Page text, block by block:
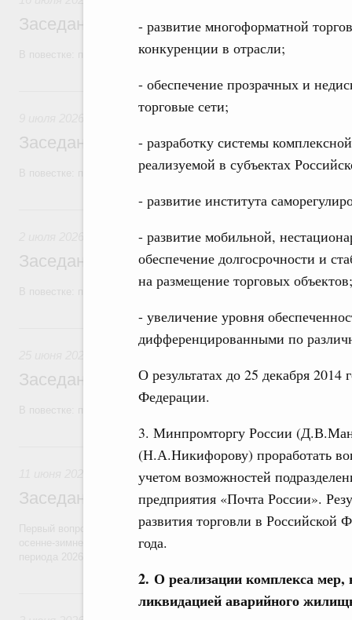
- развитие многоформатной
конкуренции в отрасли;
- обеспечение прозрачных и
торговые сети;
- разработку системы
реализуемой в субъектах
- развитие института
- развитие мобильной,
обеспечение долгосрочности и
на размещение торговых объектов;
- увеличение уровня
дифференцированными по
О результатах до 25 декабря
Федерации.
3. Минпромторгу России
(Н.А.Никифорову) проработать
учетом возможностей
предприятия «Почта России».
развития торговли в Российской
года.
2. О реализации комплекса мер,
ликвидацией аварийного
Заседание Правительства (2026 год,
В повестке: проекты федеральных законов, бюджетные
9 июля, четверг
Заседание Правительства (2026 год,
В повестке: проекты федеральных законов, бюджетные
2 июля, четверг
Заседание Правительства (2026 год,
В повестке: проекты федеральных законов.
25 июня, четверг
Заседание Правительства (2026 год,
11 июня, четверг
Заседание Правительства (2026 год,
Первый вопрос повестки – об итогах прохождения предприятиями
осенне-зимнего периода 2025–2026 годов и задачах по подготовке
3 июня, среда